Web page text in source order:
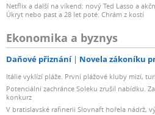
Netflix a další na víkend: nový Ted Lasso a
Úkryt nebo past a 28 let poté: Chrám z kostí
Ekonomika a byznys
Daňové přiznání Novela zákoníku
Itálie vyklízí pláže. První plážové kluby mizí,
Potenciální zachránce Soleku zrušil nabídku.
konkurz
V bratislavské rafinerii Slovnaft hořela nádrž,